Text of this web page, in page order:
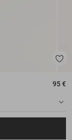
95 €